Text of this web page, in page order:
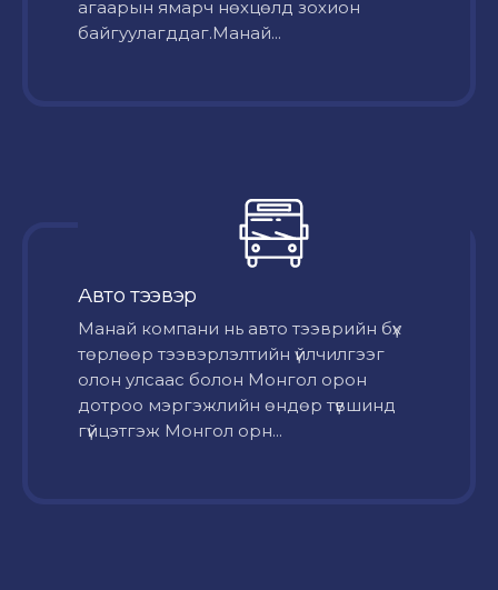
агаарын ямарч нөхцөлд зохион
байгуулагддаг.Манай...
Авто тээвэр
Mанай компани нь авто тээврийн бүх
төрлөөр тээвэрлэлтийн үйлчилгээг
олон улсаас болон Монгол орон
дотроо мэргэжлийн өндөр түвшинд
гүйцэтгэж Монгол орн...